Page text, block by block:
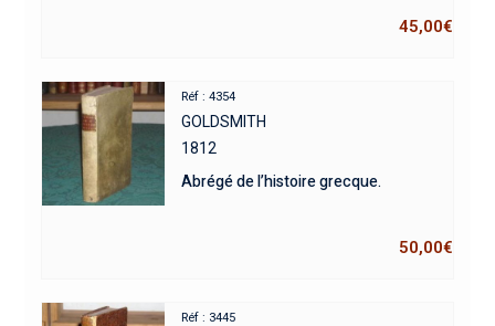
45,00€
Réf : 4354
GOLDSMITH
1812
Abrégé de l’histoire grecque.
50,00€
Réf : 3445